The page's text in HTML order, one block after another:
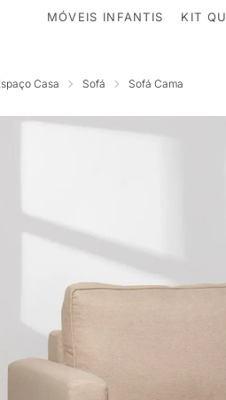
MÓVEIS INFANTIS KIT
Casa Sofá Sofá Cama